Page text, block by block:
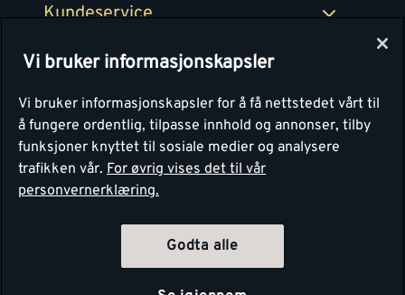
Kundeservice
Montér
Vi bruker informasjonskapsler
Vi bruker informasjonskapsler for å få nettstedet vårt til
å fungere ordentlig, tilpasse innhold og annonser, tilby
funksjoner knyttet til sosiale medier og analysere
trafikken vår. For øvrig vises det til vår
personvernerklæring.
Godta alle